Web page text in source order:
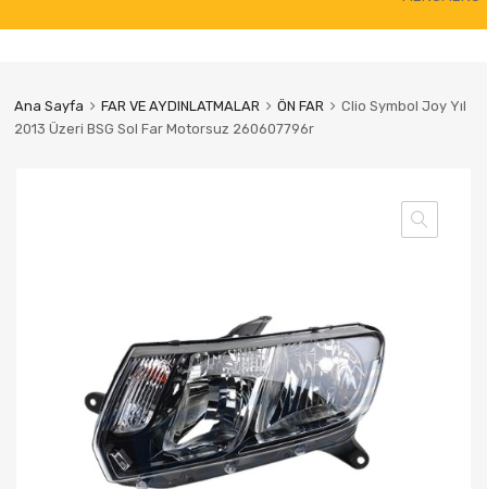
content
Ana Sayfa FAR VE AYDINLATMALAR ÖN FAR
Clio Symbol Joy Yıl
2013 Üzeri BSG Sol Far Motorsuz 260607796r